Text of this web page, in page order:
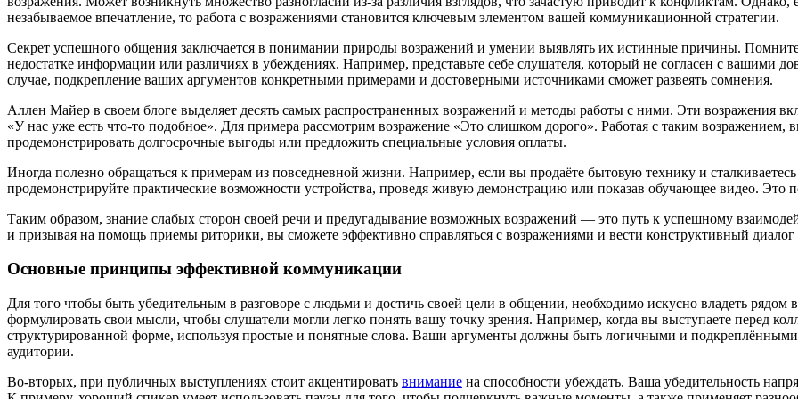
незабываемое впечатление, то работа с возражениями становится ключевым элементом вашей коммуникационной стратегии.
Секрет успешного общения заключается в понимании природы возражений и умении выявлять их истинные причины.
недостатке информации или различиях в убеждениях. Например, представьте себе слушателя, который не согласен с вашими
случае, подкрепление ваших аргументов конкретными примерами и достоверными источниками сможет развеять сомнения.
Аллен Майер в своем блоге выделяет десять самых распространенных возражений и методы работы с ними. Эти возражения
«У нас уже есть что-то подобное». Для примера рассмотрим возражение «Это слишком дорого». Работая с таким возражением,
продемонстрировать долгосрочные выгоды или предложить специальные условия оплаты.
Иногда полезно обращаться к примерам из повседневной жизни. Например, если вы продаёте бытовую технику и
продемонстрируйте практические возможности устройства, проведя живую демонстрацию или показав обучающее видео. Это
Таким образом, знание слабых сторон своей речи и предугадывание возможных возражений — это путь к успешному
и призывая на помощь приемы риторики, вы сможете эффективно справляться с возражениями и вести конструктивный диалог
Основные принципы эффективной коммуникации
Для того чтобы быть убедительным в разговоре с людьми и достичь своей цели в общении, необходимо искусно владеть
формулировать свои мысли, чтобы слушатели могли легко понять вашу точку зрения. Например, когда вы выступаете перед
структурированной форме, используя простые и понятные слова. Ваши аргументы должны быть логичными и
аудитории.
Во-вторых, при публичных выступлениях стоит акцентировать внимание на способности убеждать. Ваша убедительность